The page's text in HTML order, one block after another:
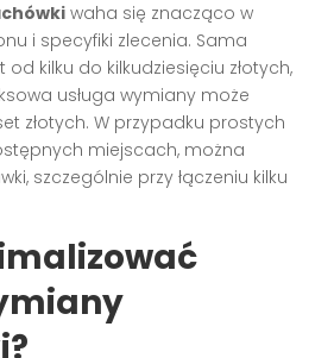
waha się znacząco w
i specyfiki zlecenia. Sama
od kilku do kilkudziesięciu złotych,
usługa wymiany może
złotych. W przypadku prostych
miejscach, można
szczególnie przy łączeniu kilku